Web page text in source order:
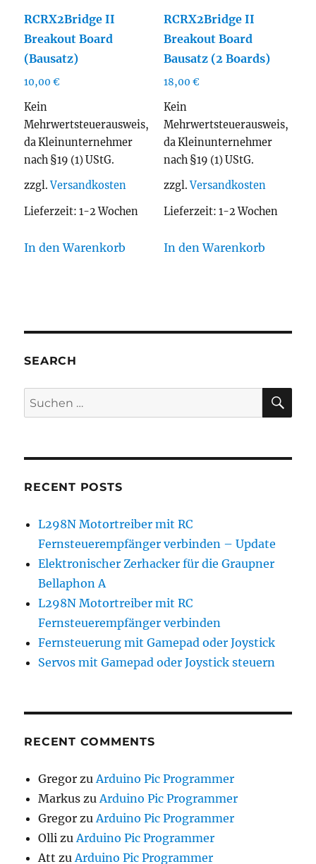
RCRX2Bridge II
Breakout Board
(Bausatz)
10,00€
Kein
Mehrwertsteuerausweis,
da Kleinunternehmer
nach §19 (1) UStG.
zzgl.Versandkosten
Lieferzeit:1-2 Wochen
In den Warenkorb
RCRX2Bridge II
Breakout Board
Bausatz (2 Boards)
18,00 €
Kein
Mehrwertsteuerausweis,
da Kleinunternehmer
nach §19 (1) UStG.
zzgl. Versandkosten
Lieferzeit: 1-2 Wochen
In den Warenkorb
SEARCH
Suchen
nach:
RECENT POSTS
L298N Motortreiber mit RC
Fernsteuerempfänger verbinden – Update
Elektronischer Zerhacker für die Graupner
Bellaphon A
L298N Motortreiber mit RC
Fernsteuerempfänger verbinden
Fernsteuerung mit Gamepad oder Joystick
Servos mit Gamepad oder Joystick steuern
RECENT COMMENTS
Gregor zu Arduino Pic Programmer
Markus zu Arduino Pic Programmer
Gregor zu Arduino Pic Programmer
Olli zu Arduino Pic Programmer
Att zu Arduino Pic Programmer